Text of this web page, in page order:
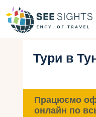
Пошук турів
Типи Турів
Тури в
Працюємо
онлайн по